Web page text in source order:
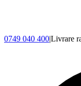
0749 040 400|Livrare